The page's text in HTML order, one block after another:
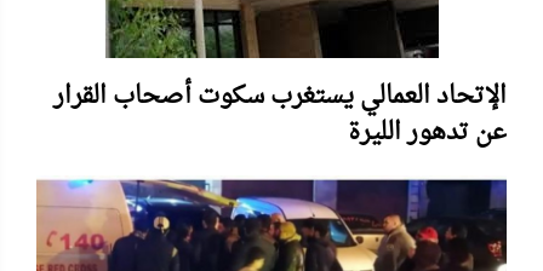
الإتحاد العمالي يستغرب سكوت أصحاب القرار
عن تدهور الليرة